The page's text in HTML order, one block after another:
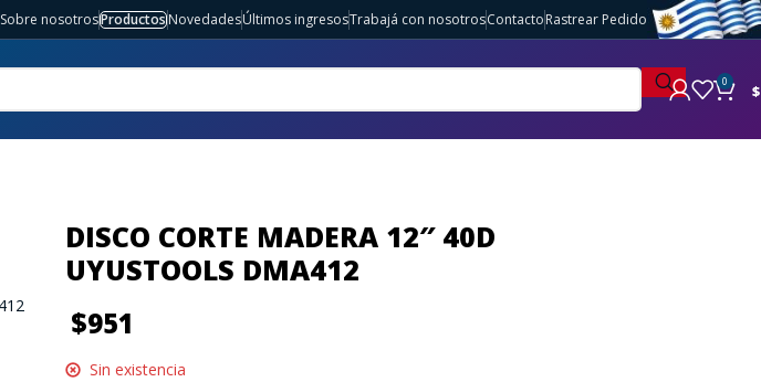
Sobre nosotrosProductosNovedadesÚltimos ingresosTrabajá con nosotrosContactoRastrear Pedido
0 $
DISCO CORTE MADERA 12″ 40D
UYUSTOOLS DMA412
$951
Sin existencia